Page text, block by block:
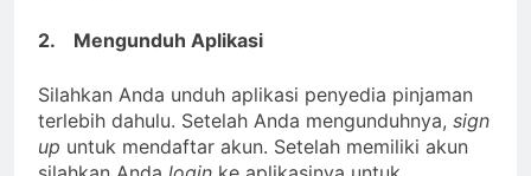
2. Mengunduh Aplikasi
Silahkan Anda unduh aplikasi penyedia pinjaman
terlebih dahulu. Setelah Anda mengunduhnya, sign
up untuk mendaftar akun. Setelah memiliki akun